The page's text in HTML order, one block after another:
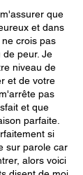
que
et dans
crois pas
peur. Je
niveau de
et de votre
pas
et que
parfaite.
si
sur parole car
alors voici